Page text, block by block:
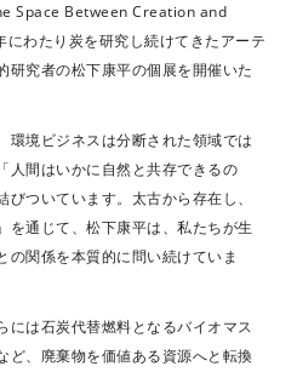
Space Between Creation and
わたり炭を研究し続けてきたアーテ
研究者の松下康平の個展を開催いた
環境ビジネスは分断された領域では
人間はいかに自然と共存できるの
ついています。太古から存在し、
を通じて、松下康平は、私たちが生
の関係を本質的に問い続けていま
には石炭代替燃料となるバイオマス
ど、廃棄物を価値ある資源へと転換